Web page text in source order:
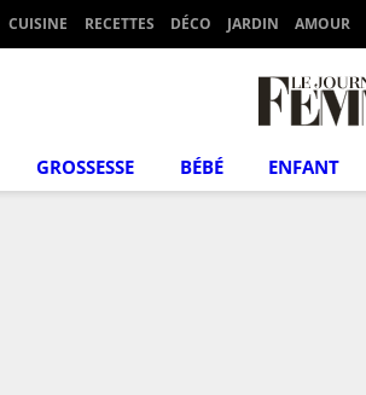
CUISINE RECETTES DÉCO JARDIN AMOUR
GROSSESSE BÉBÉ ENFANT